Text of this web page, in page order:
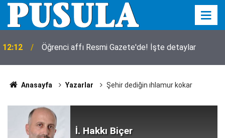
12:12 Öğrenci affı Resmi Gazete'de! İşte detaylar
Anasayfa Yazarlar Şehir dediğin ıhlamur kokar
İ. Hakkı Biçer